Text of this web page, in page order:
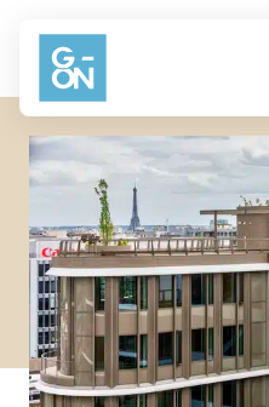
Aller au contenu